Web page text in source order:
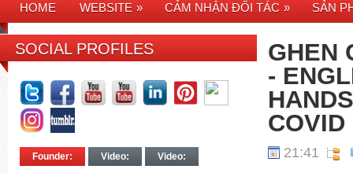
HOME WEBSITE » CẢM NHẬN ĐỐI TÁC » SẢN
SOCIAL PROFILES
Founder: Video: Video:
GHEN
-
COVID
21:41